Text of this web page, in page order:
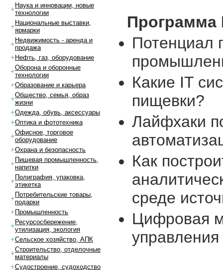
Потенциал
Какие IT
пищевки?
Лайфхаки
Как
среде
Цифровая
Наука и инновации, новые
технологии
Национальные выставки,
ярмарки
Недвижимость - аренда и
продажа
Нефть, газ, оборудование
Оборона и оборонные
технологии
Образование и карьера
Общество, семья, образ
жизни
Одежда, обувь, аксессуары
Оптика и фототехника
Офисное, торговое
оборудование
Охрана и безопасность
Пищевая промышленность,
напитки
Полиграфия, упаковка,
этикетка
Потребительские товары,
подарки
Промышленность
Ресурсосбережение,
утилизация, экология
Сельское хозяйство, АПК
Строительство, отделочные
материалы
Судостроение, судоходство